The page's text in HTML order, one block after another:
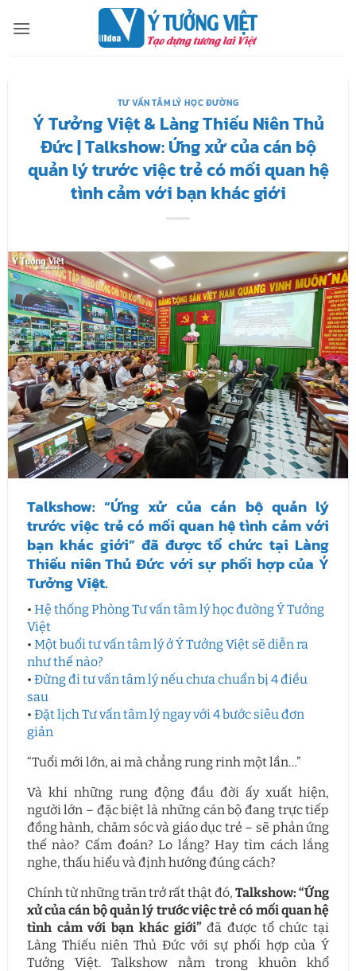
qua
TƯ VẤN TÂM LÝ HỌC ĐƯỜNG
Ý Tưởng Việt & Làng Thiếu Niên Thủ
Đức | Talkshow: Ứng xử của cán bộ
quản lý trước việc trẻ có mối quan hệ
tình cảm với bạn khác giới
Talkshow: “Ứng xử của cán bộ quản lý
trước việc trẻ có mối quan hệ tình cảm với
bạn khác giới” đã được tổ chức tại Làng
Thiếu niên Thủ Đức với sự phối hợp của Ý
Tưởng Việt.
• Hệ thống Phòng Tư vấn tâm lý học đường Ý Tưởng
Việt
• Một buổi tư vấn tâm lý ở Ý Tưởng Việt sẽ diễn ra
như thế nào?
• Đừng đi tư vấn tâm lý nếu chưa chuẩn bị 4 điều
sau
• Đặt lịch Tư vấn tâm lý ngay với 4 bước siêu đơn
giản
“Tuổi mới lớn, ai mà chẳng rung rinh một lần…”
Và khi những rung động đầu đời ấy xuất hiện,
người lớn – đặc biệt là những cán bộ đang trực tiếp
đồng hành, chăm sóc và giáo dục trẻ – sẽ phản ứng
thế nào? Cấm đoán? Lo lắng? Hay tìm cách lắng
nghe, thấu hiểu và định hướng đúng cách?
Chính từ những trăn trở rất thật đó,Talkshow: “Ứng
xử của cán bộ quản lý trước việc trẻ có mối quan hệ
tình cảm với bạn khác giới”đã được tổ chức tại
Làng Thiếu niên Thủ Đức với sự phối hợp của Ý
Tưởng Việt. Talkshow nằm trong khuôn khổ